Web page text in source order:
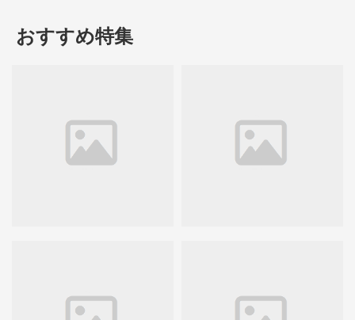
おすすめ特集